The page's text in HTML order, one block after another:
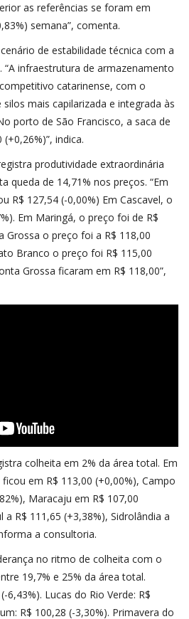
as referências se foram em
semana”, comenta.
de estabilidade técnica com a
infraestrutura de armazenamento
catarinense, com o
mais capilarizada e integrada às
porto de São Francisco, a saca de
indica.
produtividade extraordinária
queda de 14,71% nos preços. “Em
R$ 127,54 (-0,00%) Em Cascavel, o
Em Maringá, o preço foi de R$
Grossa o preço foi a R$ 118,00
Branco o preço foi R$ 115,00
Grossa ficaram em R$ 118,00”,
colheita em 2% da área total. Em
em R$ 113,00 (+0,00%), Campo
Maracaju em R$ 107,00
a R$ 111,65 (+3,38%), Sidrolândia a
a consultoria.
no ritmo de colheita com o
19,7% e 25% da área total.
6,43%). Lucas do Rio Verde: R$
R$ 100,28 (-3,30%). Primavera do